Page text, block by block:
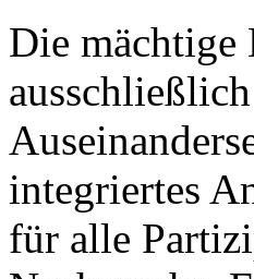
Die
integriertes
für alle